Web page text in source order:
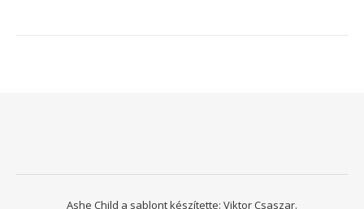
Ashe Child a sablont készítette: Viktor Csaszar.